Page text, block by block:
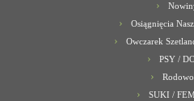
Osiągnięcia
Owczarek
PSY /
SUKI /